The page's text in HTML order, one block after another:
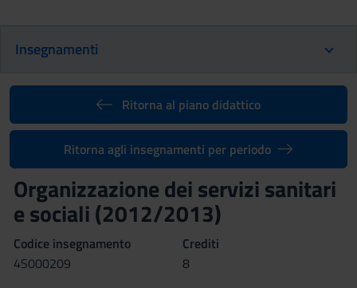
Insegnamenti
Ritorna al piano didattico
Ritorna agli insegnamenti per periodo
Organizzazione dei servizi sanitari
e sociali (2012/2013)
Codice insegnamento
4S000209
Crediti
8